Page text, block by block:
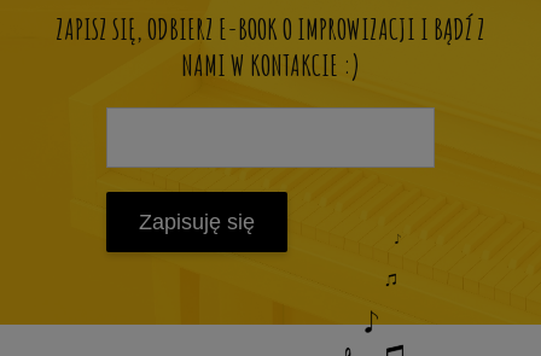
ZAPISZ SIĘ, ODBIERZ E-BOOK O IMPROWIZACJI I BĄDŹ Z
NAMI W KONTAKCIE :)
Zapisuję się